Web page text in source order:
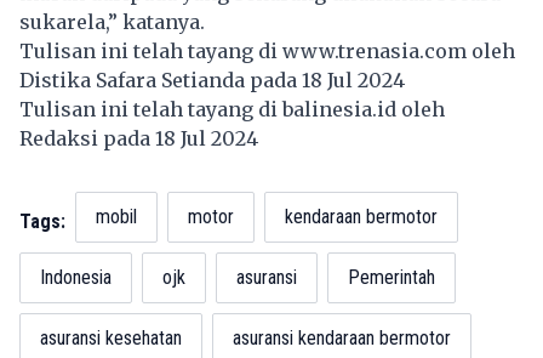
sukarela,” katanya.
Tulisan ini telah tayang di www.trenasia.com oleh
Distika Safara Setianda pada 18 Jul 2024
Tulisan ini telah tayang dibalinesia.id oleh
Redaksi pada 18 Jul 2024
Tags: mobil motor kendaraan bermotor
Indonesia ojk asuransi Pemerintah
asuransi kesehatan asuransi kendaraan bermotor